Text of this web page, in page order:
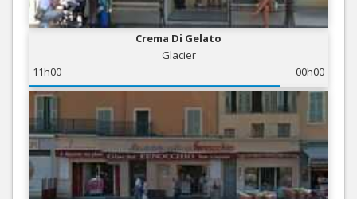
Crema Di Gelato
Glacier
11h00
00h00